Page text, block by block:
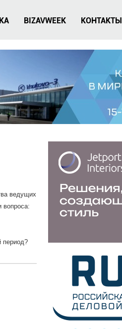
BIZAVWEEK КОНТАКТЫ
ведущих
вопроса:
период?